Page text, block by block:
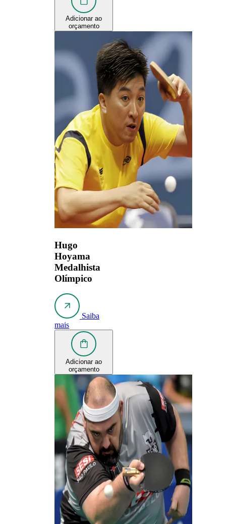
Adicionar ao
orçamento
Hugo
Hoyama
Medalhista
Olímpico
Saiba
mais
Adicionar ao
orçamento